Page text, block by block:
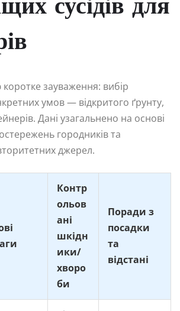
сусідів для
зауваження: вибір
умов — відкритого ґрунту,
Дані узагальнено на основі
городників та
джерел.
Контр
ольов
ані
шкідн
ики/
хворо
би
Поради з
посадки
та
відстані